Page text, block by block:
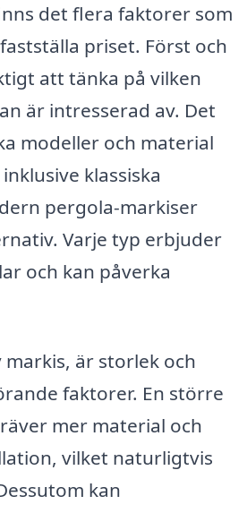
det flera faktorer som
priset. Först och
att tänka på vilken
är intresserad av. Det
modeller och material
klassiska
pergola-markiser
Varje typ erbjuder
och kan påverka
är storlek och
faktorer. En större
mer material och
vilket naturligtvis
kan